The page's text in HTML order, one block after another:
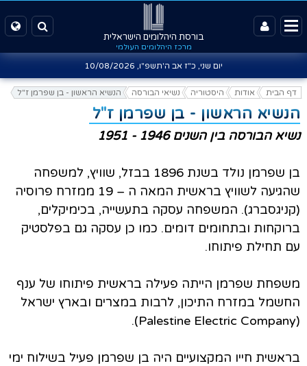
בורסת היהלומים הישראלית
מרכז היהלומים העולמי
יום שני, כ"ז אב ה'תשפ"ו, 10/08/2026
דף הבית אודות היסטוריה נשיאי הבורסה הנשיא הראשון - בן שפרמן ז"ל
הנשיא הראשון - בן שפרמן ז"ל
נשיא הבורסה בין השנים 1946 - 1951
בן שפרמן נולד בשנת 1896 בבזל, שוויץ, למשפחה
שהגיעה לשוויץ בראשית המאה ה – 19 ממזרח פרוסיה
(קניגסברג). המשפחה עסקה בתעשייה, בכימיקלים,
ברוקחות ובתחומים דומים. כמו כן עסקה גם בפלסטיק
עם תחילת פיתוחו.
משפחת שפרמן הייתה פעילה בראשית פיתוחו של ענף
החשמל במזרח התיכון, לרבות במצרים ובארץ ישראל
(Palestine Electric Company).
בראשית חייו המקצועיים היה בן שפרמן פעיל בשילוח ימי